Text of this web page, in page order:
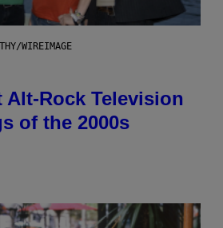
WIREIMAGE
Alt-Rock Television
of the 2000s